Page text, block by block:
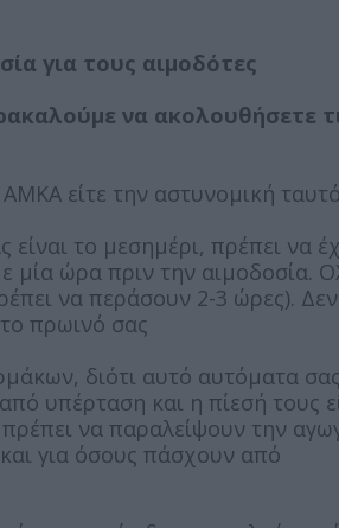
για τους αιμοδότες
να ακολουθήσετε
είτε την αστυνομική
το μεσημέρι, πρέπει να
μία ώρα πριν την αιμοδοσία.
να περάσουν 2-3 ώρες).
το πρωινό σας
διότι αυτό αυτόματα
υπέρταση και η πίεσή τους
να παραλείψουν την
για όσους πάσχουν από